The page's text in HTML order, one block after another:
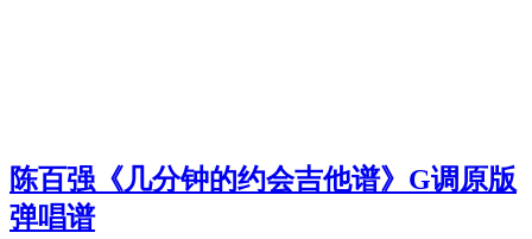
陈百强《几分钟的约会吉他谱》G调原版
弹唱谱